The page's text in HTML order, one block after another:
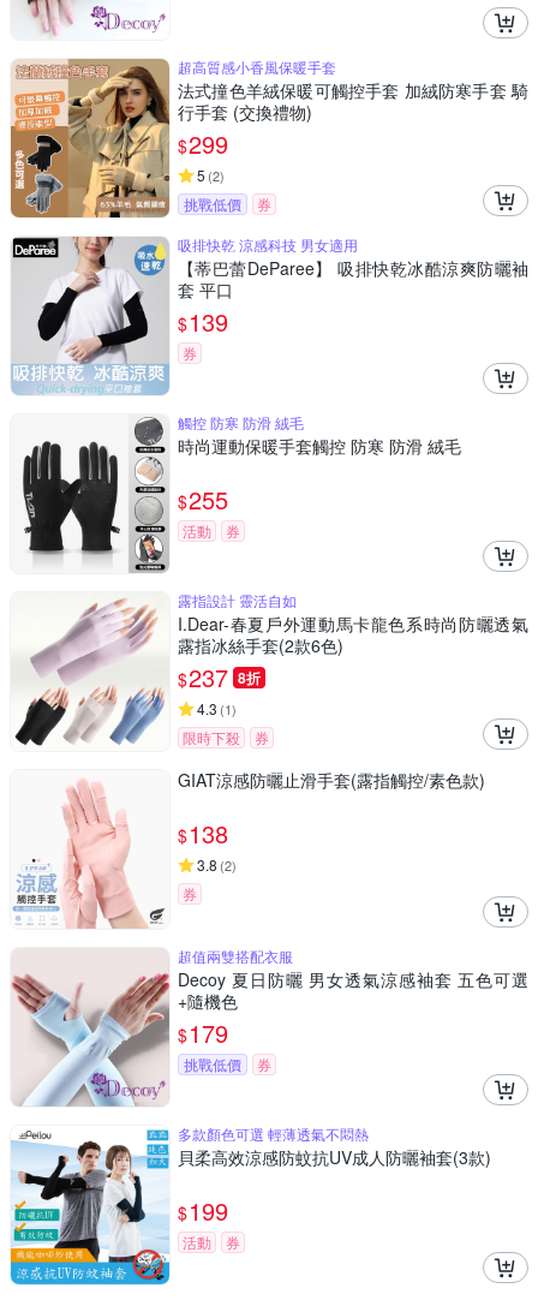
超高質感小香風保暖手套
法式撞色羊絨保暖可觸控手套 加絨防寒手套 騎
行手套 (交換禮物)
$299
5 (2)
挑戰低價
券
吸排快乾 涼感科技 男女適用
【蒂巴蕾DeParee】 吸排快乾冰酷涼爽防曬袖
套 平口
$139
券
觸控 防寒 防滑 絨毛
時尚運動保暖手套觸控 防寒 防滑 絨毛
$255
活動 券
露指設計 靈活自如
I.Dear-春夏戶外運動馬卡龍色系時尚防曬透氣
露指冰絲手套(2款6色)
$237 8折
4.3 (1)
限時下殺 券
GIAT涼感防曬止滑手套(露指觸控/素色款)
$138
3.8 (2)
券
超值兩雙搭配衣服
Decoy 夏日防曬 男女透氣涼感袖套 五色可選
+隨機色
$179
挑戰低價 券
多款顏色可選 輕薄透氣不悶熱
貝柔高效涼感防蚊抗UV成人防曬袖套(3款)
$199
活動 券